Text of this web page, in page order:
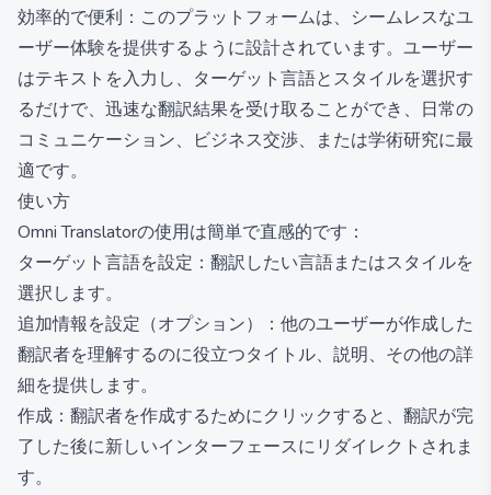
効率的で便利：このプラットフォームは、シームレスなユ
ーザー体験を提供するように設計されています。ユーザー
はテキストを入力し、ターゲット言語とスタイルを選択す
るだけで、迅速な翻訳結果を受け取ることができ、日常の
コミュニケーション、ビジネス交渉、または学術研究に最
適です。
使い方
Omni Translatorの使用は簡単で直感的です：
ターゲット言語を設定：翻訳したい言語またはスタイルを
選択します。
追加情報を設定（オプション）：他のユーザーが作成した
翻訳者を理解するのに役立つタイトル、説明、その他の詳
細を提供します。
作成：翻訳者を作成するためにクリックすると、翻訳が完
了した後に新しいインターフェースにリダイレクトされま
す。